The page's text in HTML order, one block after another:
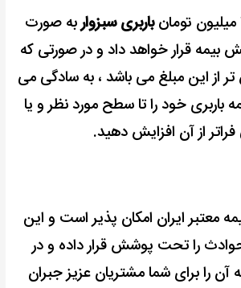
باربری سبزواربه صورت
بیمه قرار خواهد داد ودر صورتی که
از این مبلغ می باشد ، به سادگی می
باربری خود را تا سطح مورد نظر و یا
از آن افزایش دهید.
معتبر ایران امکان پذیر است و این
حوادث را تحت پوشش قرار داده و در
آن را برای شما مشتریان عزیز جبران